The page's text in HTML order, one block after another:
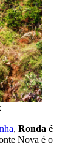
, Ronda é
Nova é o